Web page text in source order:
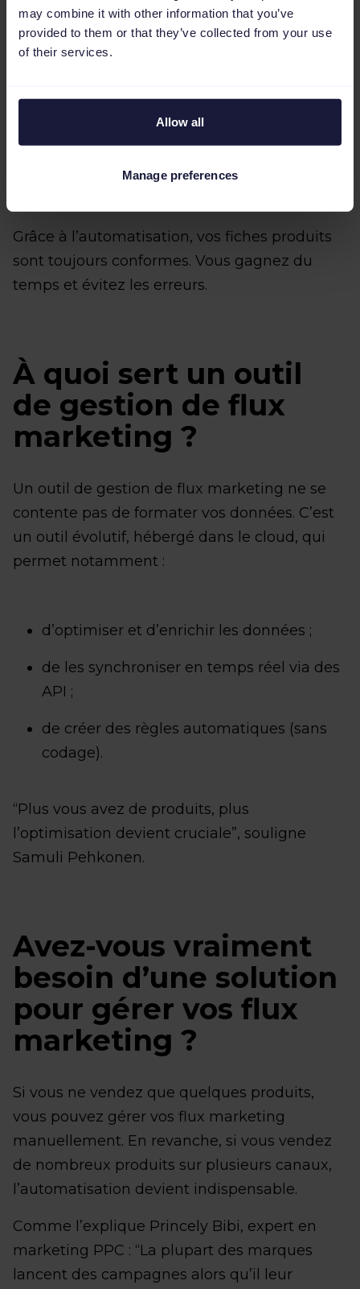
may combine it with other information that you’ve
provided to them or that they’ve collected from your use
of their services.
Allow all
Manage preferences
plateforme) ;
les champs facultatifs (des informations
mieux comprendre les produits) ;
les champs personnalisés (des
pour affiner le ciblage).
Grâce à l’automatisation, vos fiches produits
sont toujours conformes. Vous gagnez du
temps et évitez les erreurs.
À quoi sert un outil
de gestion de flux
marketing ?
Un outil de gestion de flux marketing ne se
contente pas de formater vos données. C’est
un outil évolutif, hébergé dans le cloud, qui
permet notamment :
d’optimiser et d’enrichir les données ;
de les synchroniser en temps réel via des
API ;
de créer des règles automatiques (sans
codage).
“Plus vous avez de produits, plus
l’optimisation devient cruciale”, souligne
Samuli Pehkonen.
Avez-vous vraiment
besoin d’une solution
pour gérer vos flux
marketing ?
Si vous ne vendez que quelques produits,
vous pouvez gérer vos flux marketing
manuellement. En revanche, si vous vendez
de nombreux produits sur plusieurs canaux,
l’automatisation devient indispensable.
Comme l’explique Princely Bibi, expert en
marketing PPC : “La plupart des marques
lancent des campagnes alors qu’il leur